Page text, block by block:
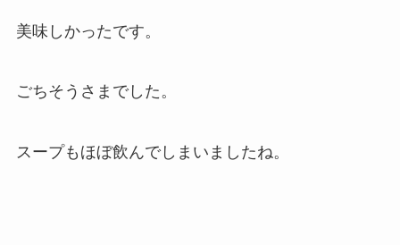
美味しかったです。
ごちそうさまでした。
スープもほぼ飲んでしまいましたね。